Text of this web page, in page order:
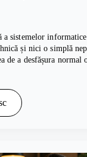
a sistemelor
și nici o simplă
de a desfășura normal